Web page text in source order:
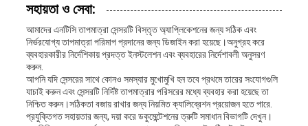
সহায়তা ও সেবা:
আমাদের এনটিসি তাপমাত্রা সেন্সরটি বিস্তৃত অ্যাপ্লিকেশনের জন্য সঠিক এবং
নির্ভরযোগ্য তাপমাত্রা পরিমাপ প্রদানের জন্য ডিজাইন করা হয়েছে।অনুগ্রহ করে
ব্যবহারকারীর নির্দেশিকায় প্রদত্ত ইনস্টলেশন এবং ব্যবহারের নির্দেশাবলী অনুসরণ
করুন.
আপনি যদি সেন্সরের সাথে কোনও সমস্যার মুখোমুখি হন তবে প্রথমে তারের সংযোগগুলি
যাচাই করুন এবং সেন্সরটি নির্দিষ্ট তাপমাত্রার পরিসরের মধ্যে ব্যবহার করা হয়েছে তা
নিশ্চিত করুন।সঠিকতা বজায় রাখার জন্য নিয়মিত ক্যালিব্রেশন প্রয়োজন হতে পারে.
প্রযুক্তিগত সহায়তার জন্য, দয়া করে ডকুমেন্টেশনের ত্রুটি সমাধান বিভাগটি দেখুন।